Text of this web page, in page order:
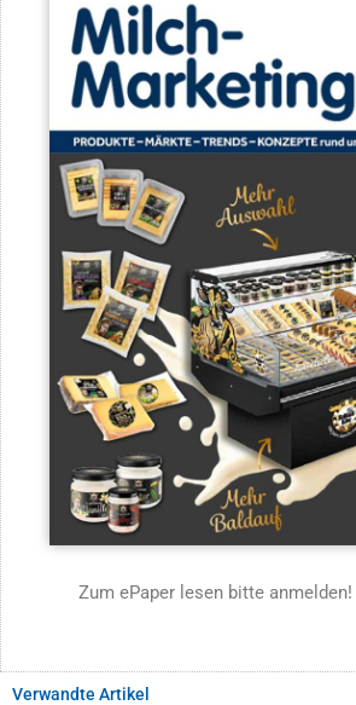
Zum ePaper lesen bitte anmelden!
Verwandte Artikel